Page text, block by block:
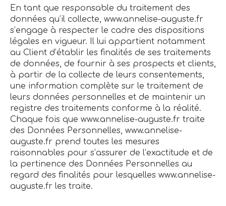
En tant que responsable du traitement des
données qu’il collecte, www.annelise-auguste.fr
s’engage à respecter le cadre des dispositions
légales en vigueur. Il lui appartient notamment
au Client d’établir les finalités de ses traitements
de données, de fournir à ses prospects et clients,
à partir de la collecte de leurs consentements,
une information complète sur le traitement de
leurs données personnelles et de maintenir un
registre des traitements conforme à la réalité.
Chaque fois que www.annelise-auguste.fr traite
des Données Personnelles, www.annelise-
auguste.fr prend toutes les mesures
raisonnables pour s’assurer de l’exactitude et de
la pertinence des Données Personnelles au
regard des finalités pour lesquelles www.annelise-
auguste.fr les traite.